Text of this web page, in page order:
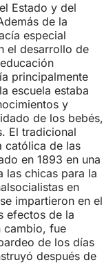
Estado y del
de la
especial
el desarrollo de
principalmente
escuela estaba
y
de los bebés,
El tradicional
católica de las
en 1893 en una
las chicas para la
en
impartieron en el
efectos de la
cambio, fue
de los días
después de